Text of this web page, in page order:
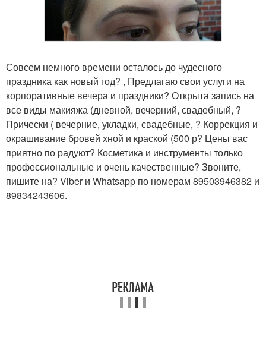
Совсем немного времени осталось до чудесного
праздника как новый год? , Предлагаю свои услуги на
корпоративные вечера и праздники? Открыта запись на
все виды макияжа (дневной, вечерний, свадебный, ?
Прически ( вечерние, укладки, свадебные, ? Коррекция и
окрашивание бровей хной и краской (500 р? Цены вас
приятно по радуют? Косметика и инструменты только
профессиональные и очень качественные? Звоните,
пишите на? Viber и Whatsapp по номерам 89503946382 и
89834243606.